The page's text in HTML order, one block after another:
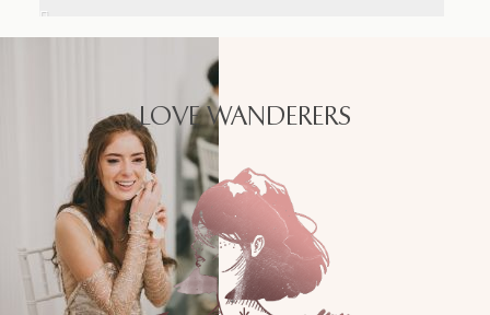
LOVE WANDERERS